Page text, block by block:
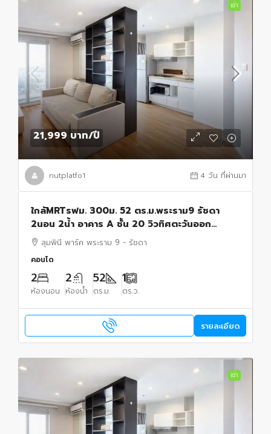
เช่า
21,999 บาท/ปี
nutplatfo1 4 วัน ที่ผ่านมา
ใกล้MRTรฟม. 300ม. 52 ตร.ม.พระราม9 รัชดา
2นอน 2น้ำ อาคาร A ชั้น 20 วิวทิศตะวันออก
เฟอร์ฯ รพ.ปิยะเวท 500 ม.Route66 แยก RCA
คอนโดลุมพินีพาร์ค
ลุมพินี พาร์ค พระราม 9 - รัชดา
คอนโด
2
ห้องนอน
2
ห้องน้ำ
52
ตร.ม.
1
ตร.ว.
รายละเอียด
เช่า